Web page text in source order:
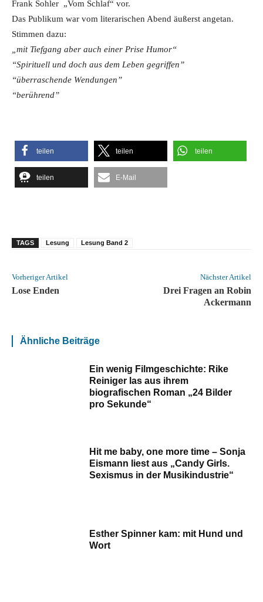
Frank Sohler „Vom Schlaf“ vor.
Das Publikum war vom literarischen Abend äußerst angetan.
Stimmen dazu:
„mit Tiefgang aber auch einer Prise Humor“
“Spirituell und doch aus dem Leben gegriffen”
“überraschende Wendungen”
“berührend”
teilen teilen teilen
teilen E-Mail
TAGS Lesung Lesung Band 2
Vorheriger Artikel
Lose Enden
Nächster Artikel
Drei Fragen an Robin
Ackermann
Ähnliche Beiträge
Ein wenig Filmgeschichte: Rike
Reiniger las aus ihrem
biografischen Roman „24 Bilder
pro Sekunde“
Hit me baby, one more time – Sonja
Eismann liest aus „Candy Girls.
Sexismus in der Musikindustrie“
Esther Spinner kam: mit Hund und
Wort